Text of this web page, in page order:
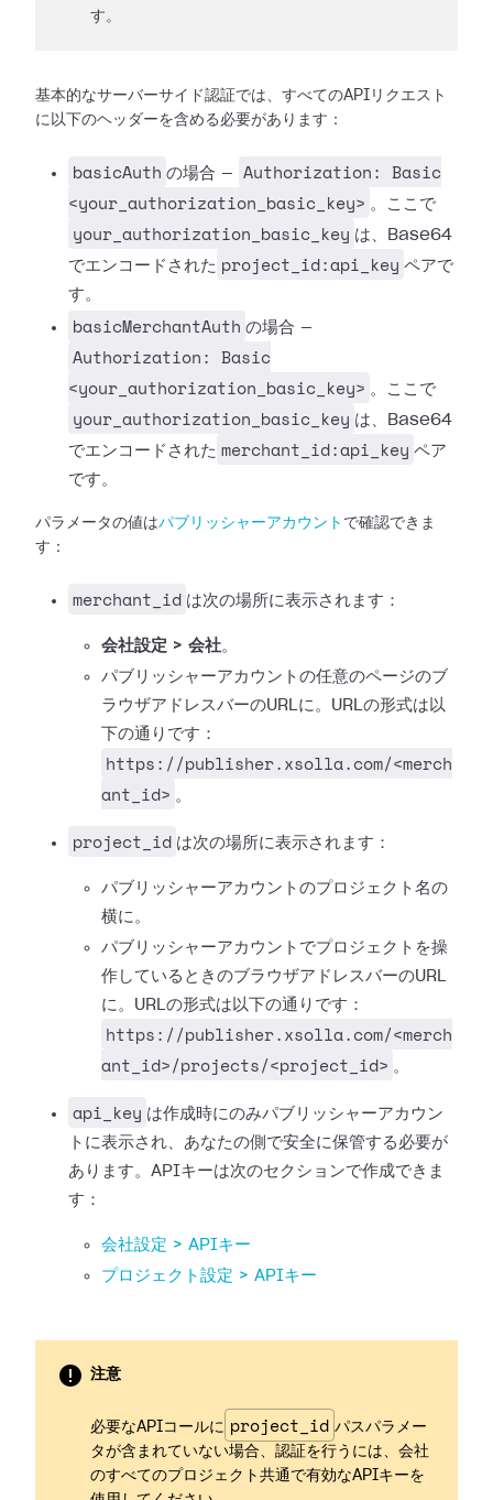
す。
基本的なサーバーサイド認証では、すべてのAPIリクエスト
に以下のヘッダーを含める必要があります：
basicAuth の場合 —
Authorization: Basic
<your_authorization_basic_key> 。ここで
your_authorization_basic_key は、Base64
でエンコードされた project_id:api_key ペアで
す。
basicMerchantAuth の場合 —
Authorization: Basic
<your_authorization_basic_key> 。ここで
your_authorization_basic_key は、Base64
でエンコードされた merchant_id:api_key ペア
です。
パラメータの値はパブリッシャーアカウント で確認できま
す：
merchant_id は次の場所に表示されます：
会社設定 > 会社。
パブリッシャーアカウントの任意のページのブ
ラウザアドレスバーのURLに。URLの形式は以
下の通りです：
https://publisher.xsolla.com/<merch
ant_id> 。
project_id は次の場所に表示されます：
パブリッシャーアカウントのプロジェクト名の
横に。
パブリッシャーアカウントでプロジェクトを操
作しているときのブラウザアドレスバーのURL
に。URLの形式は以下の通りです：
https://publisher.xsolla.com/<merch
ant_id>/projects/<project_id> 。
api_key は作成時にのみパブリッシャーアカウン
トに表示され、あなたの側で安全に保管する必要が
あります。APIキーは次のセクションで作成できま
す：
会社設定 > APIキー
プロジェクト設定 > APIキー
注意
必要なAPIコールに project_id パスパラメー
タが含まれていない場合、認証を行うには、会社
のすべてのプロジェクト共通で有効なAPIキーを